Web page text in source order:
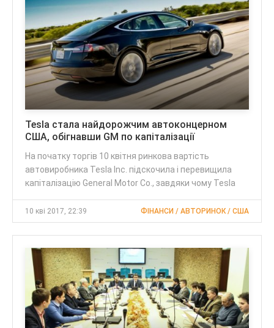
Tesla стала найдорожчим автоконцерном
США, обігнавши GM по капіталізації
На початку торгів 10 квітня ринкова вартість
автовиробника Tesla Inc. підскочила і перевищила
капіталізацію General Motor Co., завдяки чому Tesla
10 кві 2017, 22:39 ФІНАНСИ / АВТОРИНОК / США